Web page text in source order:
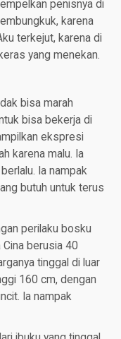
penisnya di
karena
terkejut, karena di
yang menekan.
bisa marah
bisa bekerja di
ekspresi
karena malu. Ia
Ia nampak
butuh untuk terus
perilaku bosku
berusia 40
tinggal di luar
160 cm, dengan
Ia nampak